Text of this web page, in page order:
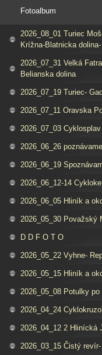
Fotoalbum
2026_08_01 Turiec
Krížna-Blatnicka
2026_07_31 Velká
Belianska dolina
2026_07_19 Turiec-
2026_07_11 Oravska
2026_07_03
2026_06_26
2026_06_19
2026_06_12-14
2026_06_05 Hliník a
2026_05_30 Považský
D D F O T O
2026_05_22 Vyhne-
2026_05_15 Hliník a
2026_05_08 Potulky po
2026_04_24
2026_04_12 2 Hlinícká
2026_03_15 Čistý